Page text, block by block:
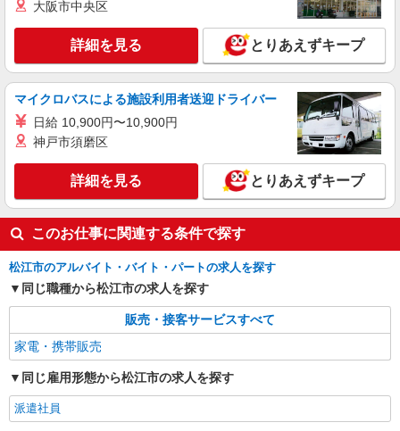
株式会社シエロ
スマホ携帯販売【エーユー】
月給259200円〜300000円（経験・能力によ
る） ※研修期間6か月・時給1500円〜 ※残業代支
給 ★交通費別途支給（規定あり） ゜+゜・。
○。・゜+゜・。○。・゜+゜ 入社祝い金10万円支
給(規定有) ゜・。○。・゜+゜・。○。・゜+゜
島根県松江市の家電量販店
キープ 詳細を見る
大阪市中央区
詳細を見る とりあえずキープ
マイクロバスによる施設利用者送迎ドライバー
日給 10,900円〜10,900円
神戸市須磨区
詳細を見る とりあえずキープ
このお仕事に関連する条件で探す
松江市のアルバイト・バイト・パートの求人を探す
同じ職種から松江市の求人を探す
販売・接客サービスすべて
家電・携帯販売
同じ雇用形態から松江市の求人を探す
派遣社員